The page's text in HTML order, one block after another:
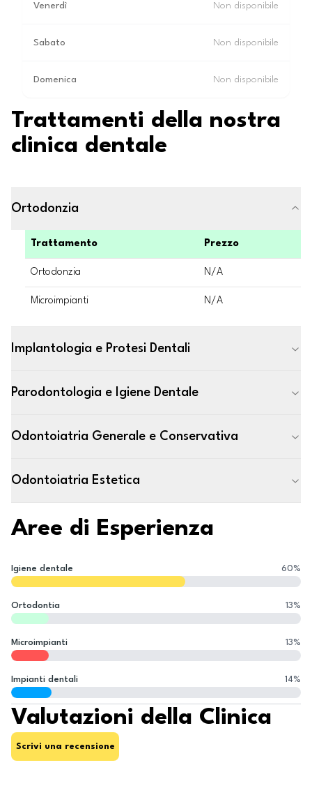
Venerdì Non disponibile
Sabato Non disponibile
Domenica Non disponibile
Trattamenti della nostra
clinica dentale
Ortodonzia
Trattamento Prezzo
Ortodonzia N/A
Microimpianti N/A
Implantologia e Protesi Dentali
Parodontologia e Igiene Dentale
Odontoiatria Generale e Conservativa
Odontoiatria Estetica
Aree di Esperienza
Igiene dentale 60%
Ortodontia 13%
Microimpianti 13%
Impianti dentali 14%
Valutazioni della Clinica
Scrivi una recensione